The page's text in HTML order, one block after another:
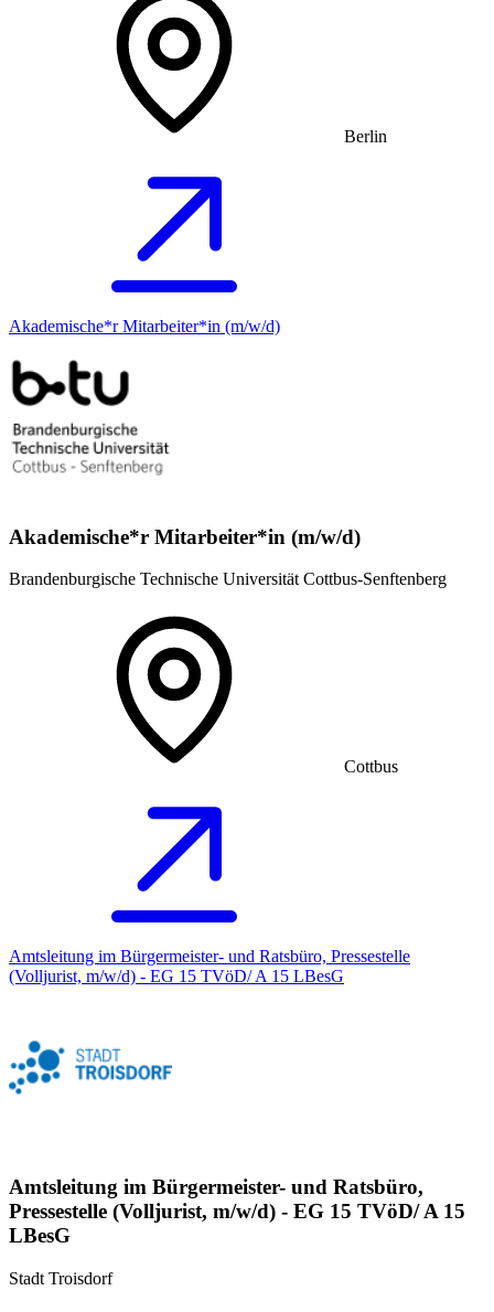
Berlin
Akademische*r Mitarbeiter*in (m/w/d)
Akademische*r Mitarbeiter*in (m/w/d)
Brandenburgische Technische Universität Cottbus-Senftenberg
Cottbus
Amtsleitung im Bürgermeister- und Ratsbüro, Pressestelle
(Volljurist, m/w/d) - EG 15 TVöD/ A 15 LBesG
Amtsleitung im Bürgermeister- und Ratsbüro,
Pressestelle (Volljurist, m/w/d) - EG 15 TVöD/ A 15
LBesG
Stadt Troisdorf